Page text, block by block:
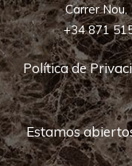
Carrer
+34 871
Política de
Estamos